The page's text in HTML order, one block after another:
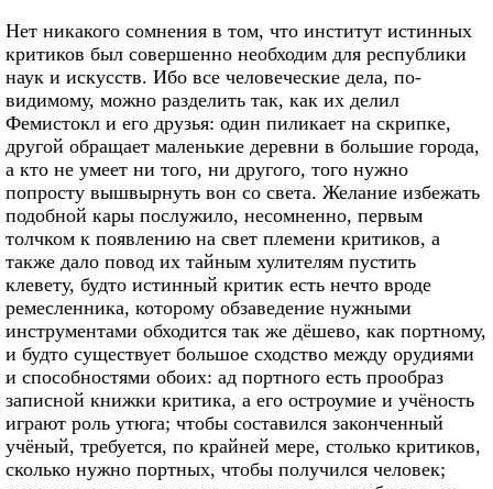
Нет никакого сомнения в том, что институт истинных
критиков был совершенно необходим для республики
наук и искусств. Ибо все человеческие дела, по-
видимому, можно разделить так, как их делил
Фемистокл и его друзья: один пиликает на скрипке,
другой обращает маленькие деревни в большие города,
а кто не умеет ни того, ни другого, того нужно
попросту вышвырнуть вон со света. Желание избежать
подобной кары послужило, несомненно, первым
толчком к появлению на свет племени критиков, а
также дало повод их тайным хулителям пустить
клевету, будто истинный критик есть нечто вроде
ремесленника, которому обзаведение нужными
инструментами обходится так же дёшево, как портному,
и будто существует большое сходство между орудиями
и способностями обоих: ад портного есть прообраз
записной книжки критика, а его остроумие и учёность
играют роль утюга; чтобы составился законченный
учёный, требуется, по крайней мере, столько критиков,
сколько нужно портных, чтобы получился человек;